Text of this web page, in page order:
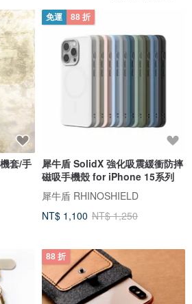
套/手
免運 88 折
犀牛盾 SolidX 強化吸震緩衝防摔
磁吸手機殼 for iPhone 15系列
犀牛盾 RHINOSHIELD
NT$ 1,100 NT$ 1,250
88 折